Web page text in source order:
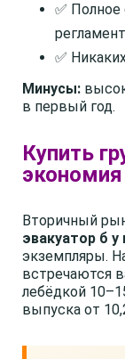
✅ Полное
✅
Минусы:
в первый год.
Купить
Вторичный
эвакуатор б у
экземпляры.
встречаются
лебёдкой
выпуска от